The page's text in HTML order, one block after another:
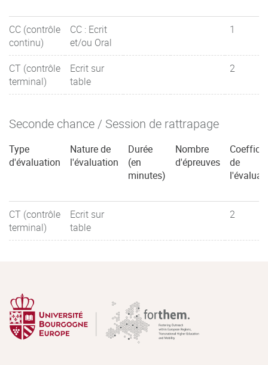
CC (contrôle
continu)
CC : Ecrit
et/ou Oral
1
CT (contrôle
terminal)
Ecrit sur
table
2
Seconde chance / Session de rattrapage
Type
d'évaluation
Nature de
l'évaluation
Durée
(en
minutes)
Nombre
d'épreuves
de
CT (contrôle
terminal)
Ecrit sur
table
2